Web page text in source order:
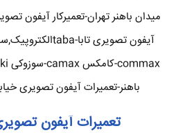
میدان باهنر تهران-تعمیرکار آیفون
باهنر-تعمیرات آیفون تصویری
تعمیرات آیفون